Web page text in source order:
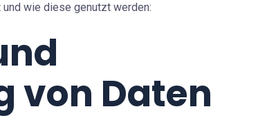
wie diese genutzt werden:
von Daten